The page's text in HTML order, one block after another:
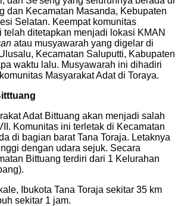
dan Kecamatan Masanda, Kebupaten
Selatan. Keempat komunitas
telah ditetapkan menjadi lokasi KMAN
atau musyawarah yang digelar di
Kecamatan Saluputti, Kabupaten
waktu lalu. Musyawarah ini dihadiri
Masyarakat Adat di Toraya.
Adat Bittuang akan menjadi salah
Komunitas ini terletak di Kecamatan
di bagian barat Tana Toraja. Letaknya
dengan udara sejuk. Secara
Bittuang terdiri dari 1 Kelurahan
Ibukota Tana Toraja sekitar 35 km
sekitar 1 jam.